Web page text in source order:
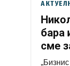
бара
сме